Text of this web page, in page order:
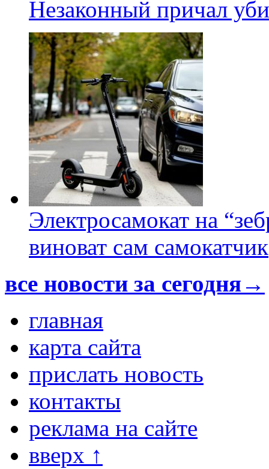
Незаконный причал
Электросамокат на
виноват сам самокатчик
все новости за сегодня→
главная
карта сайта
прислать новость
контакты
реклама на сайте
вверх ↑